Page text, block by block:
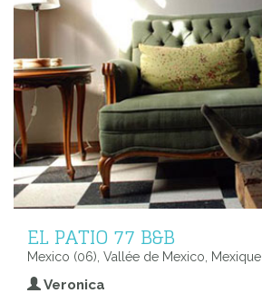
EL PATIO 77 B&B
Mexico (06), Vallée de Mexico, Mexique
Veronica